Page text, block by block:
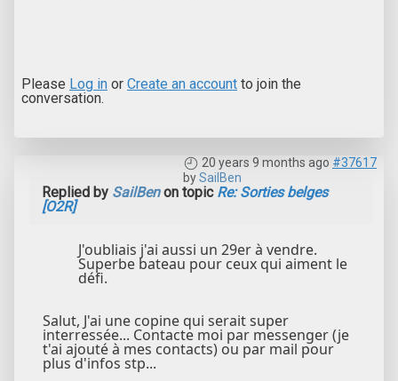
Please Log in or Create an account to join the
conversation.
20 years 9 months ago #37617
bySailBen
Replied by SailBenon topic Re: Sorties belges
[O2R]
J'oubliais j'ai aussi un 29er à vendre.
Superbe bateau pour ceux qui aiment le
défi.
Salut, J'ai une copine qui serait super
interressée... Contacte moi par messenger (je
t'ai ajouté à mes contacts) ou par mail pour
plus d'infos stp...